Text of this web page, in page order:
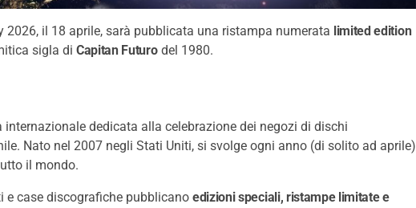
2026, il 18 aprile, sarà pubblicata una ristampa numerata limited edition
sigla di Capitan Futurodel 1980.
dedicata alla celebrazione dei negozi di dischi
Nato nel 2007 negli Stati Uniti, si svolge ogni anno (di solito ad aprile)
il mondo.
e case discografiche pubblicano edizioni speciali, ristampe limitate e